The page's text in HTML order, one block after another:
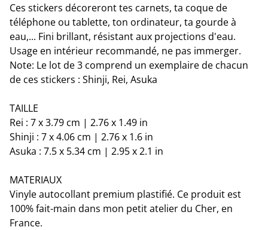
Ces stickers décoreront tes carnets, ta coque de
téléphone ou tablette, ton ordinateur, ta gourde à
eau,... Fini brillant, résistant aux projections d'eau.
Usage en intérieur recommandé, ne pas immerger.
Note: Le lot de 3 comprend un exemplaire de chacun
de ces stickers : Shinji, Rei, Asuka
TAILLE
Rei : 7 x 3.79 cm | 2.76 x 1.49 in
Shinji : 7 x 4.06 cm | 2.76 x 1.6 in
Asuka : 7.5 x 5.34 cm | 2.95 x 2.1 in
MATERIAUX
Vinyle autocollant premium plastifié. Ce produit est
100% fait-main dans mon petit atelier du Cher, en
France.